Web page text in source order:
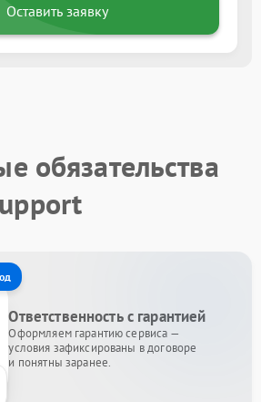
Оставить заявку
обязательства
Ответственность с гарантией
Оформляем гарантию сервиса —
условия зафиксированы в договоре
и понятны заранее.